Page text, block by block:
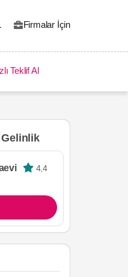
Firmalar İçin
Teklif Al
Gelinlik
4,4